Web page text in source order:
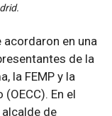
en una
de la
la FEMP y la
En el
de